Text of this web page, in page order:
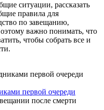
ситуации, рассказать
правила для
по завещанию,
важно понимать, что
чтобы собрать все и
первой очереди